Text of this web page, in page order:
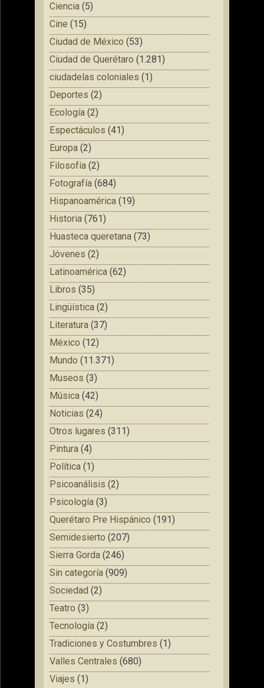
Ciencia (5)
Cine (15)
Ciudad de México (53)
Ciudad de Querétaro (1.281)
ciudadelas coloniales (1)
Deportes (2)
Ecología (2)
Espectáculos (41)
Europa (2)
Filosofía (2)
Fotografía (684)
Hispanoamérica (19)
Historia (761)
Huasteca queretana (73)
Jóvenes (2)
Latinoamérica (62)
Libros (35)
Lingüística (2)
Literatura (37)
México (12)
Mundo (11.371)
Museos (3)
Música (42)
Noticias (24)
Otros lugares (311)
Pintura (4)
Política (1)
Psicoanálisis (2)
Psicología (3)
Querétaro Pre Hispánico (191)
Semidesierto (207)
Sierra Gorda (246)
Sin categoría (909)
Sociedad (2)
Teatro (3)
Tecnología (2)
Tradiciones y Costumbres (1)
Valles Centrales (680)
Viajes (1)